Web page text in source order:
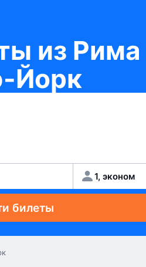
из Рима
Йорк
1, эконом
билеты